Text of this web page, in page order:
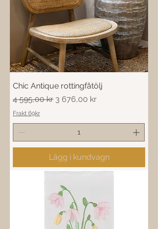
Chic Antique rottingfåtölj
Ordinarie pris
4 595,00 kr Reapris
3 676,00 kr
Frakt 69kr
Lägg i kundvagn